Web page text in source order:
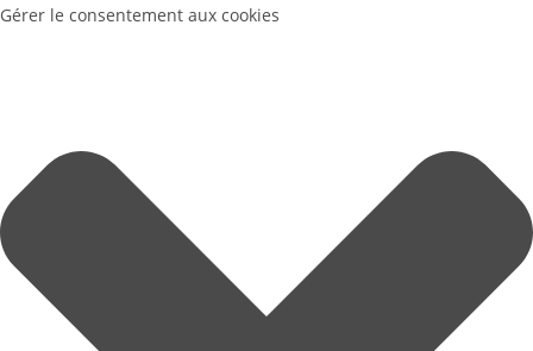
Gérer le consentement aux cookies